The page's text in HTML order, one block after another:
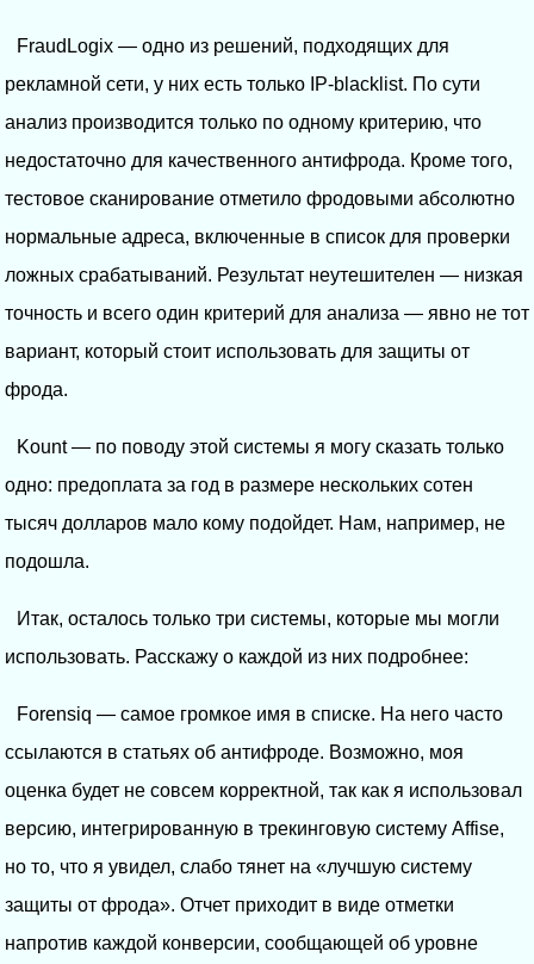
FraudLogix — одно из решений, подходящих для
рекламной сети, у них есть только IP-blacklist. По сути
анализ производится только по одному критерию, что
недостаточно для качественного антифрода. Кроме того,
тестовое сканирование отметило фродовыми абсолютно
нормальные адреса, включенные в список для проверки
ложных срабатываний. Результат неутешителен — низкая
точность и всего один критерий для анализа — явно не тот
вариант, который стоит использовать для защиты от
фрода.
Kount — по поводу этой системы я могу сказать только
одно: предоплата за год в размере нескольких сотен
тысяч долларов мало кому подойдет. Нам, например, не
подошла.
Итак, осталось только три системы, которые мы могли
использовать. Расскажу о каждой из них подробнее:
Forensiq — самое громкое имя в списке. На него часто
ссылаются в статьях об антифроде. Возможно, моя
оценка будет не совсем корректной, так как я использовал
версию, интегрированную в трекинговую систему Affise,
но то, что я увидел, слабо тянет на «лучшую систему
защиты от фрода». Отчет приходит в виде отметки
напротив каждой конверсии, сообщающей об уровне